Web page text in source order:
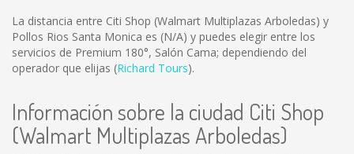
La distancia entre Citi Shop (Walmart Multiplazas Arboledas) y
Pollos Rios Santa Monica es (N/A) y puedes elegir entre los
servicios de Premium 180°, Salón Cama; dependiendo del
operador que elijas (Richard Tours).
Información sobre la ciudad Citi Shop
(Walmart Multiplazas Arboledas)